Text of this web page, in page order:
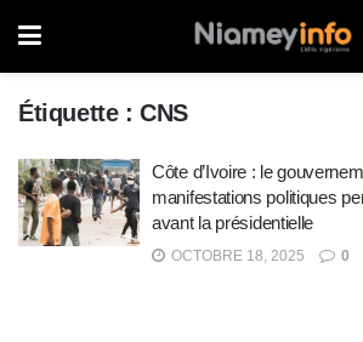
Étiquette :CNS
Côte d’Ivoire : le
manifestations politiques
avant la présidentielle
OCTOBRE 18, 2025 0